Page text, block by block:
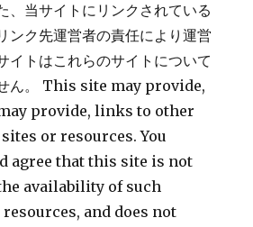
、当サイトにリンクされている
ンク先運営者の責任により運営
イトはこれらのサイトについて
ん。 This site may provide,
provide, links to other
or resources. You
agree that this site is not
availability of such
and does not